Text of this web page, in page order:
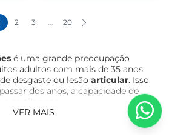
2 3 ... 20
é uma grande preocupação
adultos com mais de 35 anos
desgaste ou lesão articular. Isso
dos anos, a capacidade de
e cartilagens
frequentes nos joelhos, ombros,
VER MAIS